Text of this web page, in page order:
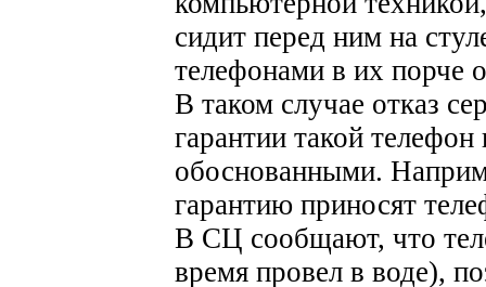
сидит перед ним на
телефонами в их порче
В таком случае отказ
гарантии такой
обоснованными.
гарантию приносят
В СЦ сообщают, что
время провел в воде),